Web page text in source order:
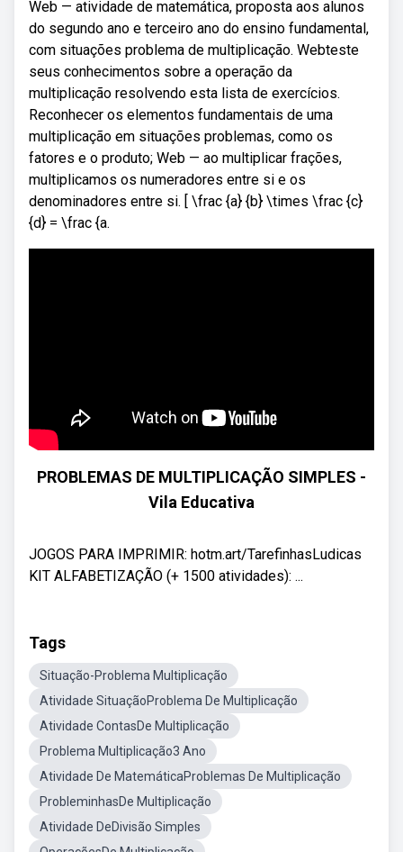
Web — atividade de matemática, proposta aos alunos
do segundo ano e terceiro ano do ensino fundamental,
com situações problema de multiplicação. Webteste
seus conhecimentos sobre a operação da
multiplicação resolvendo esta lista de exercícios.
Reconhecer os elementos fundamentais de uma
multiplicação em situações problemas, como os
fatores e o produto; Web — ao multiplicar frações,
multiplicamos os numeradores entre si e os
denominadores entre si. [ \frac {a} {b} \times \frac {c}
{d} = \frac {a.
PROBLEMAS DE MULTIPLICAÇÃO SIMPLES -
Vila Educativa
JOGOS PARA IMPRIMIR: hotm.art/TarefinhasLudicas
KIT ALFABETIZAÇÃO (+ 1500 atividades): ...
Tags
Situação-Problema Multiplicação
Atividade SituaçãoProblema De Multiplicação
Atividade ContasDe Multiplicação
Problema Multiplicação3 Ano
Atividade De MatemáticaProblemas De Multiplicação
ProbleminhasDe Multiplicação
Atividade DeDivisão Simples